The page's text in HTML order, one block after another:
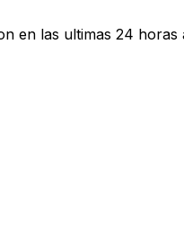
en las ultimas 24